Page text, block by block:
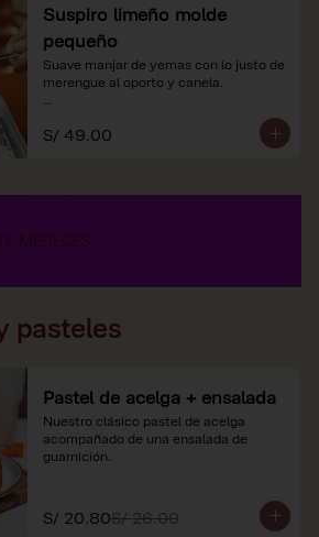
Suspiro limeño molde
pequeño
Suave manjar de yemas con lo justo de
merengue al oporto y canela.
*Nuestros precios están expresados en
soles e incluyen impuestos de ley y
S/ 49.00
pasteles
Pastel de acelga + ensalada
Nuestro clásico pastel de acelga
acompañado de una ensalada de
guarnición.
S/ 20.80S/ 26.00